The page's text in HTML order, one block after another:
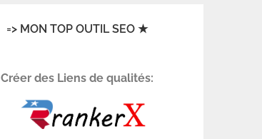
=> MON TOP OUTIL SEO ★
Créer des Liens de qualités: